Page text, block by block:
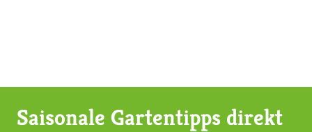
Saisonale Gartentipps direkt